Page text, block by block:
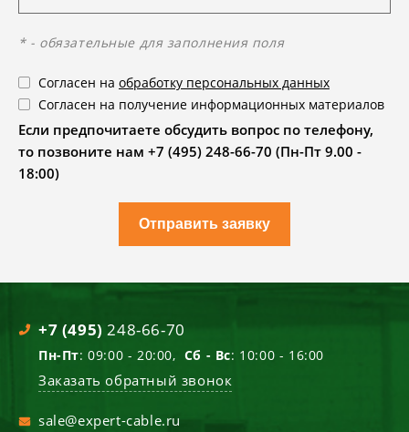
* - обязательные для заполнения поля
Согласен на обработку персональных данных
Согласен на получение информационных материалов
Если предпочитаете обсудить вопрос по телефону,
то позвоните нам +7 (495) 248-66-70 (Пн-Пт 9.00 -
18:00)
Отправить заявку
+7 (495) 248-66-70
Пн-Пт: 09:00 - 20:00, Сб - Вс: 10:00 - 16:00
Заказать обратный звонок
sale@expert-cable.ru